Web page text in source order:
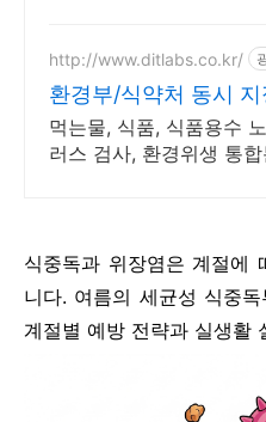
http://www.ditlabs.co.kr/
환경부/식약처 동시 지
바이러스 검사기관
먹는물, 식품, 식품용수
러스 검사, 환경위생 통
식중독과 위장염은 계절에
니다. 여름의 세균성 식중
계절별 예방 전략과 실생활